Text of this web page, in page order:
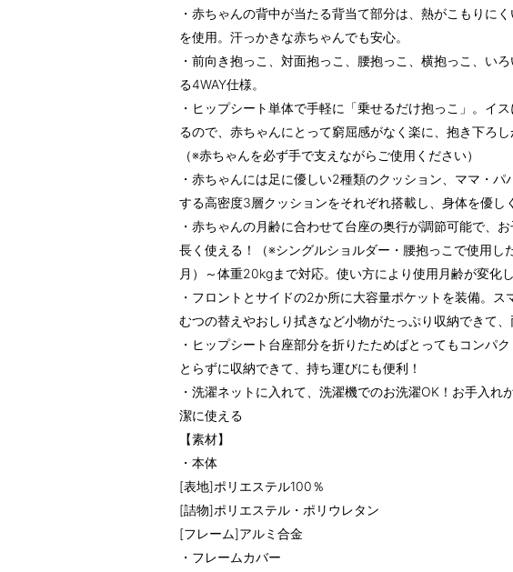
・赤ちゃんの背中が当たる背当て部分は、熱がこもりに
を使用。汗っかきな赤ちゃんでも安心。
・前向き抱っこ、対面抱っこ、腰抱っこ、横抱っこ、い
る4WAY仕様。
・ヒップシート単体で手軽に「乗せるだけ抱っこ」。イ
るので、赤ちゃんにとって窮屈感がなく楽に、抱き下ろし
（※赤ちゃんを必ず手で支えながらご使用ください）
・赤ちゃんには足に優しい2種類のクッション、ママ・
する高密度3層クッションをそれぞれ搭載し、身体を優し
・赤ちゃんの月齢に合わせて台座の奥行が調節可能で、
長く使える！（※シングルショルダー・腰抱っこで使用し
月）～体重20kgまで対応。使い方により使用月齢が変化し
・フロントとサイドの2か所に大容量ポケットを装備。ス
むつの替えやおしり拭きなど小物がたっぷり収納できて、
・ヒップシート台座部分を折りたためばとってもコンパ
とらずに収納できて、持ち運びにも便利！
・洗濯ネットに入れて、洗濯機でのお洗濯OK！お手入れ
潔に使える
【素材】
・本体
[表地]ポリエステル100％
[詰物]ポリエステル・ポリウレタン
[フレーム]アルミ合金
・フレームカバー